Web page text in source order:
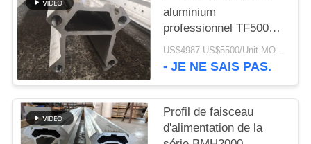
SITE
POLITIQUE
EN
MATIÈRE
DE
aluminium
professionnel TF500
Longueur du faisceau
d'alimentation 16 pieds
US$4987-US$5500/Unit MOQ:5 unités
- JE NE SAIS PAS.
Profil de faisceau
d'alimentation de la